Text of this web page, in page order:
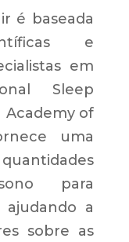
é baseada
e
em
Sleep
Academy of
uma
para
ajudando a
sobre as